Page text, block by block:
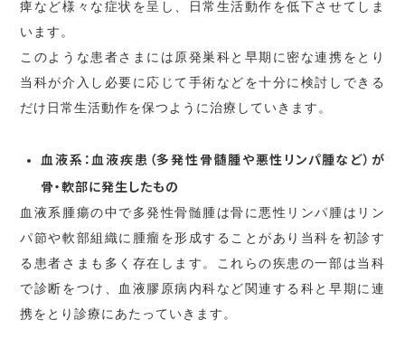
痺など様々な症状を呈し、日常生活動作を低下させてしま
います。
このような患者さまには原発巣科と早期に密な連携をとり
当科が介入し必要に応じて手術などを十分に検討しできる
だけ日常生活動作を保つように治療していきます。
血液系：血液疾患（多発性骨髄腫や悪性リンパ腫など）が
骨・軟部に発生したもの
血液系腫瘍の中で多発性骨髄腫は骨に悪性リンパ腫はリン
パ節や軟部組織に腫瘤を形成することがあり当科を初診す
る患者さまも多く存在します。これらの疾患の一部は当科
で診断をつけ、血液膠原病内科など関連する科と早期に連
携をとり診療にあたっていきます。